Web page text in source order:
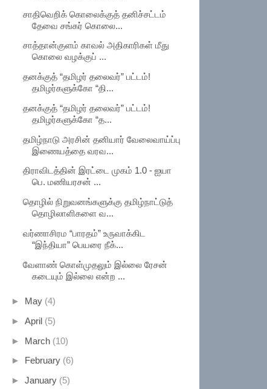
சாதிவெறிக் கொலைக்குத் தனிச்சட்டம்
தேவை சங்கர் கொலை...
சாத்தான்குளம் காவல் அதிகாரிகள் மீது
கொலை வழக்குப் ...
தனக்குத் “தமிழர் தலைவர்” பட்டம்!
தமிழர்களுக்கோ “தி...
தனக்குத் “தமிழர் தலைவர்” பட்டம்!
தமிழர்களுக்கோ “த...
தமிழ்நாடு அரசின் தனியார் வேலைவாய்ப்பு
இணையத்தை வரவ...
திராவிடத்தின் இரட்டை முகம் 1.0 - ஐயா
பெ. மணியரசன் ...
தொழில் நிறுவனங்களுக்கு தமிழ்நாட்டுத்
தொழிலாளிகளை வ...
வர்ணாசிரம “பாரதம்” உருவாக்கிட
“இந்தியா” பெயரை நீக்...
வேளாண் கொள்முதலும் இல்லை ரேசன்
கடையும் இல்லை என்ற ...
► May (4)
► April (5)
► March (10)
► February (6)
► January (5)